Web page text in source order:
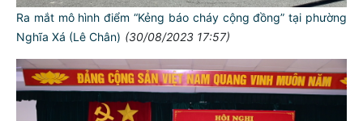
Ra mắt mô hình điểm “Kẻng báo cháy cộng đồng” tại phường
Nghĩa Xá (Lê Chân) (30/08/2023 17:57)